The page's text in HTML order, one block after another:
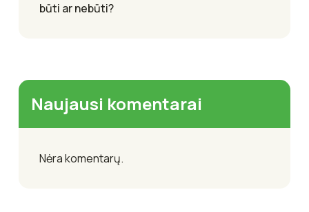
būti ar nebūti?
Naujausi komentarai
Nėra komentarų.